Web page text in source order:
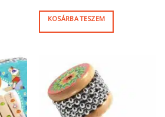
KOSÁRBA TESZEM